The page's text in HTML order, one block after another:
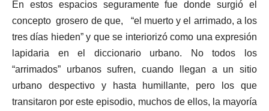
En estos espacios seguramente fue donde surgió el
concepto grosero de que, “el muerto y el arrimado, a los
tres días hieden” y que se interiorizó como una expresión
lapidaria en el diccionario urbano. No todos los
“arrimados” urbanos sufren, cuando llegan a un sitio
urbano despectivo y hasta humillante, pero los que
transitaron por este episodio, muchos de ellos, la mayoría